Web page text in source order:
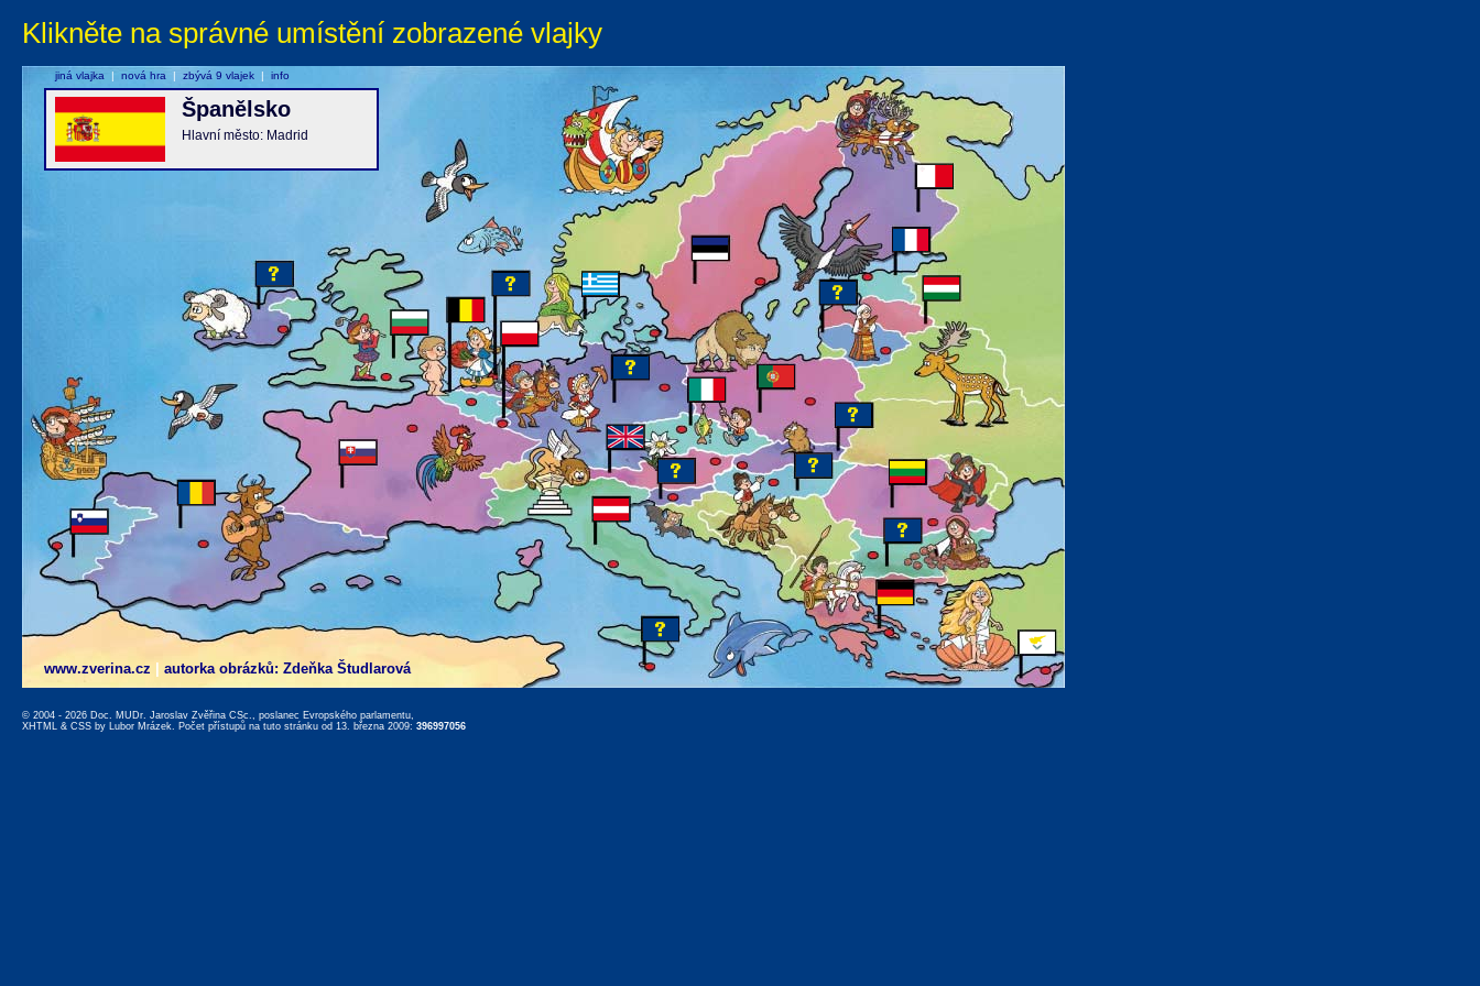
Klikněte na správné umístění zobrazené vlajky
www.zverina.cz autorka obrázků: Zdeňka Študlarová
Španělsko
Hlavní město: Madrid
jiná vlajka | nová hra | zbývá 9 vlajek | info
© 2004 - 2026 Doc. MUDr. Jaroslav Zvěřina CSc., poslanec Evropského parlamentu,
XHTML & CSS by Lubor Mrázek. Počet přístupů na tuto stránku od 13. března 2009: 396997056